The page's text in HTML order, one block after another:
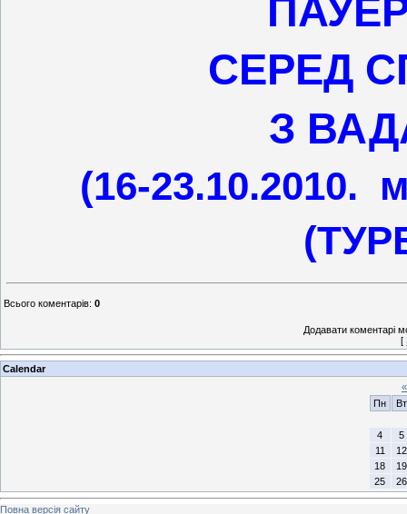
СЕРЕД
З
(16-23.10.2010.
Всього коментарів: 0
Додавати коментарі
[
Calendar
«
Пн
Вт
4
5
11
12
18
19
25
26
Повна версія сайту